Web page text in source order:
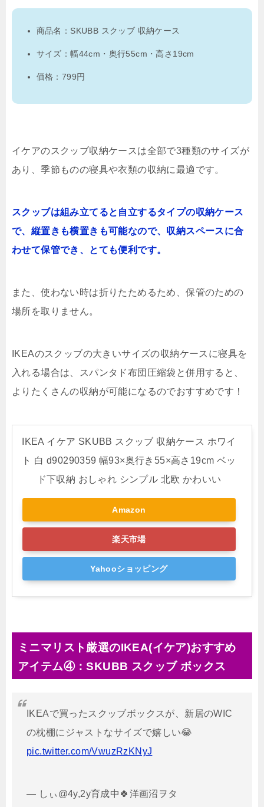
商品名：SKUBB スクッブ 収納ケース
サイズ：幅44cm・奥行55cm・高さ19cm
価格：799円
イケアのスクッブ収納ケースは全部で3種類のサイズが
あり、季節ものの寝具や衣類の収納に最適です。
スクッブは組み立てると自立するタイプの収納ケース
で、縦置きも横置きも可能なので、収納スペースに合
わせて保管でき、とても便利です。
また、使わない時は折りたためるため、保管のための
場所を取りません。
IKEAのスクッブの大きいサイズの収納ケースに寝具を
入れる場合は、スパンタド布団圧縮袋と併用すると、
よりたくさんの収納が可能になるのでおすすめです！
IKEA イケア SKUBB スクッブ 収納ケース ホワイ
ト 白 d90290359 幅93×奥行き55×高さ19cm ベッ
ド下収納 おしゃれ シンプル 北欧 かわいい
Amazon
楽天市場
Yahooショッピング
ミニマリスト厳選のIKEA(イケア)おすすめ
アイテム④：SKUBB スクッブ ボックス
IKEAで買ったスクッブボックスが、新居のWIC
の枕棚にジャストなサイズで嬉しい😂
pic.twitter.com/VwuzRzKNyJ
— しぃ@4y,2y育成中🍀洋画沼ヲタ